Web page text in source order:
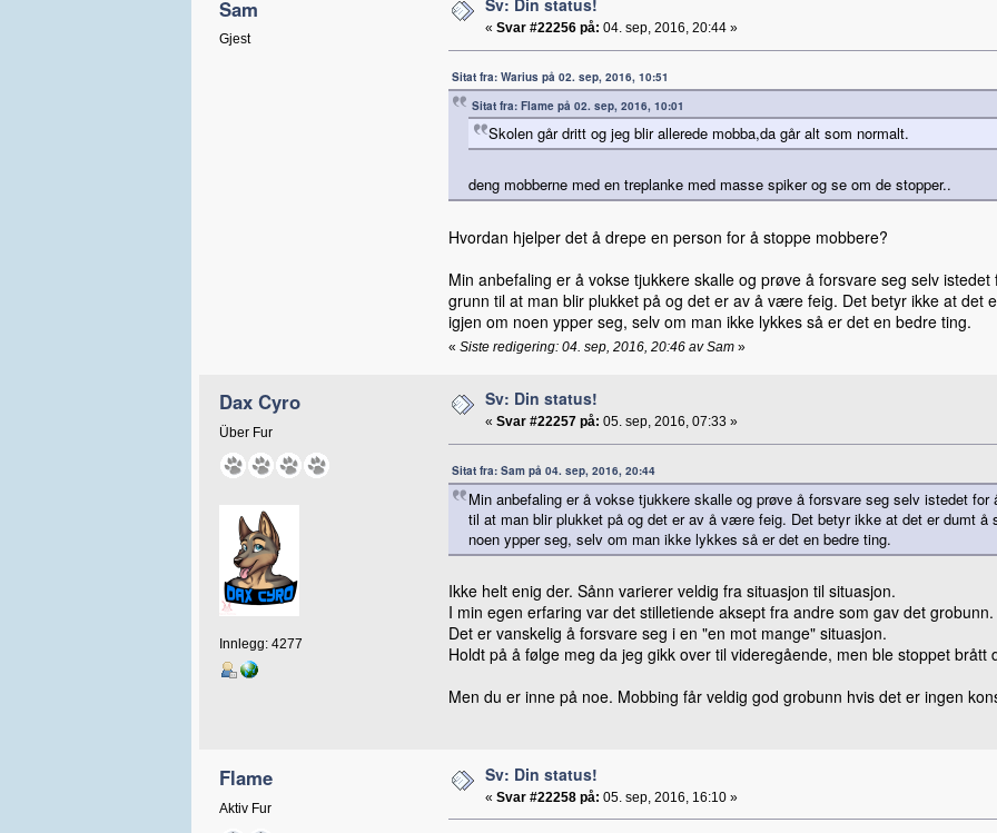
Sam
Gjest
Sv: Din status!
« Svar #22256 på: 04. sep, 2016, 20:44 »
Sitat fra: Warius på 02. sep, 2016, 10:51
Sitat fra: Flame på 02. sep, 2016, 10:01
Skolen går dritt og jeg blir allerede mobba,da går alt som normalt.
deng mobberne med en treplanke med masse spiker og se om de stopper..
Hvordan hjelper det å drepe en person for å stoppe mobbere?
Min anbefaling er å vokse tjukkere skalle og prøve å forsvare seg selv
grunn til at man blir plukket på og det er av å være feig. Det betyr ikke at
igjen om noen ypper seg, selv om man ikke lykkes så er det en bedre ting.
« Siste redigering: 04. sep, 2016, 20:46 av Sam »
Dax Cyro
Über Fur
Innlegg: 4277
Sv: Din status!
« Svar #22257 på: 05. sep, 2016, 07:33 »
Sitat fra: Sam på 04. sep, 2016, 20:44
Min anbefaling er å vokse tjukkere skalle og prøve å forsvare seg selv istedet
til at man blir plukket på og det er av å være feig. Det betyr ikke at det er dumt å
noen ypper seg, selv om man ikke lykkes så er det en bedre ting.
Ikke helt enig der. Sånn varierer veldig fra situasjon til situasjon.
I min egen erfaring var det stilletiende aksept fra andre som gav det
Det er vanskelig å forsvare seg i en "en mot mange" situasjon.
Holdt på å følge meg da jeg gikk over til videregående, men ble stoppet
Men du er inne på noe. Mobbing får veldig god grobunn hvis det er ingen
Flame
Aktiv Fur
Sv: Din status!
« Svar #22258 på: 05. sep, 2016, 16:10 »